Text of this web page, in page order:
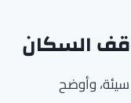
السكان
سيئة، وأوضح